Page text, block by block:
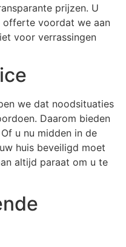
prijzen. U
voordat we aan
voor verrassingen
we dat noodsituaties
Daarom bieden
u nu midden in de
huis beveiligd moet
altijd paraat om u te